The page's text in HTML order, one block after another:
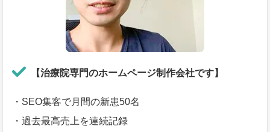
【治療院専門のホームページ制作会社です】
・SEO集客で月間の新患50名
・過去最高売上を連続記録